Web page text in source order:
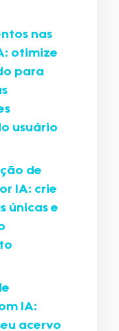
nas
otimize
para
usuário
de
IA: crie
únicas e
IA:
acervo